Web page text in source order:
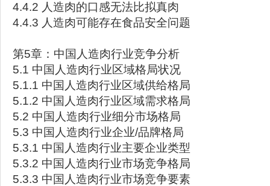
4.4.2 人造肉的口感无法比拟真肉
4.4.3 人造肉可能存在食品安全问题
第5章：中国人造肉行业竞争分析
5.1 中国人造肉行业区域格局状况
5.1.1 中国人造肉行业区域供给格局
5.1.2 中国人造肉行业区域需求格局
5.2 中国人造肉行业细分市场格局
5.3 中国人造肉行业企业/品牌格局
5.3.1 中国人造肉行业主要企业类型
5.3.2 中国人造肉行业市场竞争格局
5.3.3 中国人造肉行业市场竞争要素